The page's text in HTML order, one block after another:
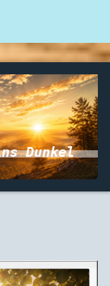
Dunkel